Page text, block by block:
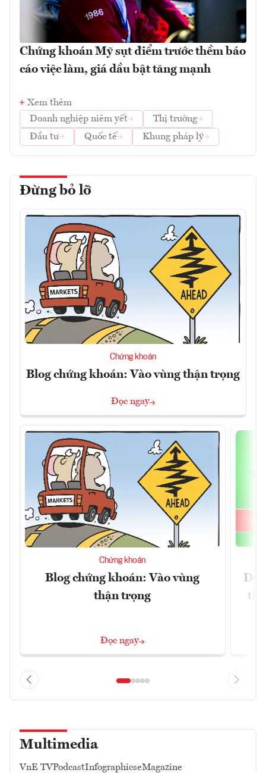
Chứng khoán Mỹ sụt điểm trước thềm báo
cáo việc làm, giá dầu bật tăng mạnh
Xem thêm
Doanh nghiệp niêm yết
Thị trường
Đầu tư
Quốc tế Khung pháp lý
Đừng bỏ lỡ
Chứng khoán
Blog chứng khoán: Vào vùng thận trọng
Đọc ngay
Chứng khoán
Blog chứng khoán: Vào vùng
thận trọng
Đọc ngay
thị
Multimedia
VnE TVPodcastInfographicseMagazine